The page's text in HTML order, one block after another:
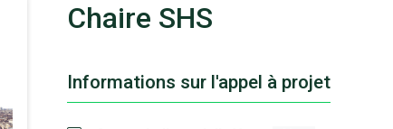
Chaire SHS
Informations sur l'appel à projet